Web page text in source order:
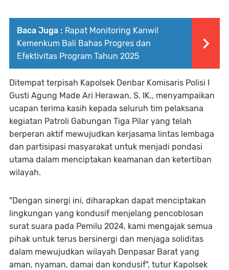
Baca Juga : Rapat Monitoring Kanwil
Kemenkum Bali Bahas Progres dan
Efektivitas Program Tahun 2025
Ditempat terpisah Kapolsek Denbar Komisaris Polisi I
Gusti Agung Made Ari Herawan, S. IK., menyampaikan
ucapan terima kasih kepada seluruh tim pelaksana
kegiatan Patroli Gabungan Tiga Pilar yang telah
berperan aktif mewujudkan kerjasama lintas lembaga
dan partisipasi masyarakat untuk menjadi pondasi
utama dalam menciptakan keamanan dan ketertiban
wilayah.
"Dengan sinergi ini, diharapkan dapat menciptakan
lingkungan yang kondusif menjelang pencoblosan
surat suara pada Pemilu 2024, kami mengajak semua
pihak untuk terus bersinergi dan menjaga soliditas
dalam mewujudkan wilayah Denpasar Barat yang
aman, nyaman, damai dan kondusif", tutur Kapolsek